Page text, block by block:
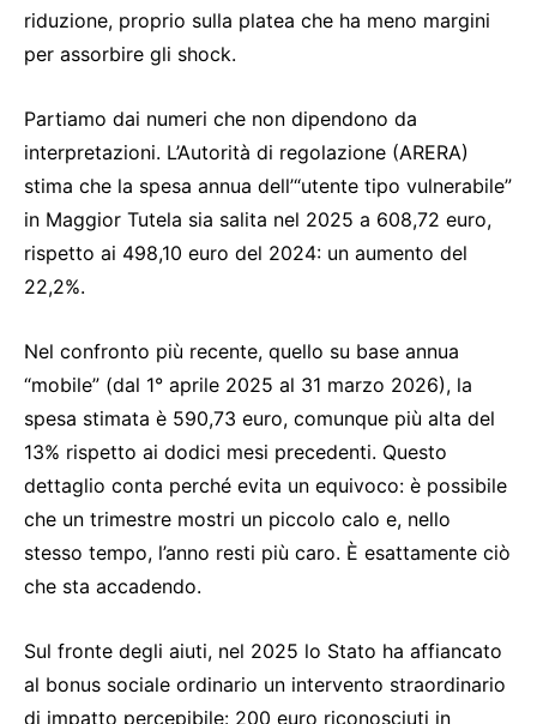
riduzione, proprio sulla platea che ha meno margini
per assorbire gli shock.
Partiamo dai numeri che non dipendono da
interpretazioni. L’Autorità di regolazione (ARERA)
stima che la spesa annua dell’“utente tipo vulnerabile”
in Maggior Tutela sia salita nel 2025 a 608,72 euro,
rispetto ai 498,10 euro del 2024: un aumento del
22,2%.
Nel confronto più recente, quello su base annua
“mobile” (dal 1° aprile 2025 al 31 marzo 2026), la
spesa stimata è 590,73 euro, comunque più alta del
13% rispetto ai dodici mesi precedenti. Questo
dettaglio conta perché evita un equivoco: è possibile
che un trimestre mostri un piccolo calo e, nello
stesso tempo, l’anno resti più caro. È esattamente ciò
che sta accadendo.
Sul fronte degli aiuti, nel 2025 lo Stato ha affiancato
al bonus sociale ordinario un intervento straordinario
di impatto percepibile: 200 euro riconosciuti in